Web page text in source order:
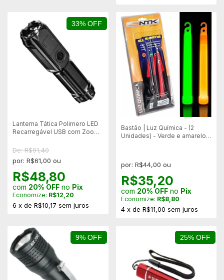
33% OFF
Lanterna Tática Polimero LED
Recarregável USB com Zoom
De: R$91,40
por: R$61,00 ou
R$48,80
com 20% OFF no Pix
Economize: R$12,20
6 x de R$10,17 sem juros
Bastão | Luz Química - (2
Unidades) - Verde e amarelo -
por: R$44,00 ou
R$35,20
com 20% OFFno Pix
Economize: R$8,80
4 x de R$11,00 sem juros
9% OFF 25% OFF